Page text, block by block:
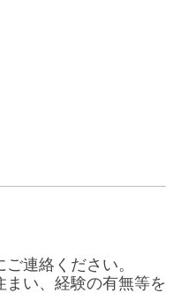
連絡ください。
い、経験の有無等を